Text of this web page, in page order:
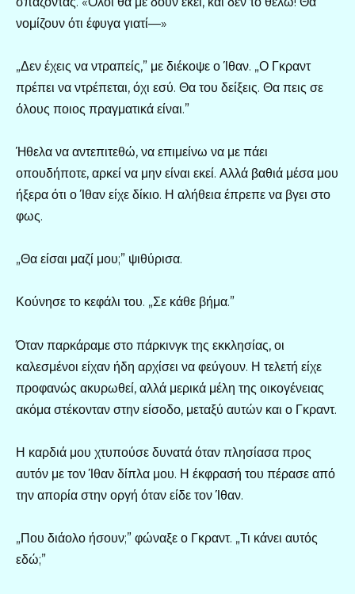
νομίζουν ότι έφυγα γιατί—»
„Δεν έχεις να ντραπείς,” με διέκοψε ο Ίθαν. „Ο Γκραντ
πρέπει να ντρέπεται, όχι εσύ. Θα του δείξεις. Θα πεις σε
όλους ποιος πραγματικά είναι.”
Ήθελα να αντεπιτεθώ, να επιμείνω να με πάει
οπουδήποτε, αρκεί να μην είναι εκεί. Αλλά βαθιά μέσα μου
ήξερα ότι ο Ίθαν είχε δίκιο. Η αλήθεια έπρεπε να βγει στο
φως.
„Θα είσαι μαζί μου;” ψιθύρισα.
Κούνησε το κεφάλι του. „Σε κάθε βήμα.”
Όταν παρκάραμε στο πάρκινγκ της εκκλησίας, οι
καλεσμένοι είχαν ήδη αρχίσει να φεύγουν. Η τελετή είχε
προφανώς ακυρωθεί, αλλά μερικά μέλη της οικογένειας
ακόμα στέκονταν στην είσοδο, μεταξύ αυτών και ο Γκραντ.
Η καρδιά μου χτυπούσε δυνατά όταν πλησίασα προς
αυτόν με τον Ίθαν δίπλα μου. Η έκφρασή του πέρασε από
την απορία στην οργή όταν είδε τον Ίθαν.
„Που διάολο ήσουν;” φώναξε ο Γκραντ. „Τι κάνει αυτός
εδώ;”